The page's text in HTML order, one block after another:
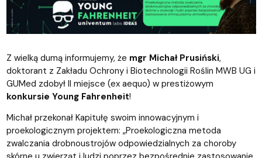
Z wielką dumą informujemy, że mgr Michał Prusiński,
doktorant z Zakładu Ochrony i Biotechnologii Roślin MWB UG i
GUMed zdobył II miejsce (ex aequo) w prestiżowym
konkursie Young Fahrenheit!
Michał przekonał Kapitułę swoim innowacyjnym i
proekologicznym projektem: „Proekologiczna metoda
zwalczania drobnoustrojów odpowiedzialnych za choroby